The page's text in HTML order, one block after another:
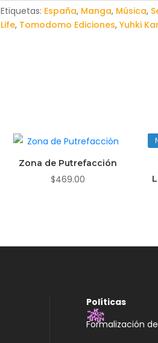
Etiquetas: España, Manga, Música,
Life, Tomodomo Ediciones, Yuhki
Zona de Putrefacción
$469.00
Políticas
Formalización